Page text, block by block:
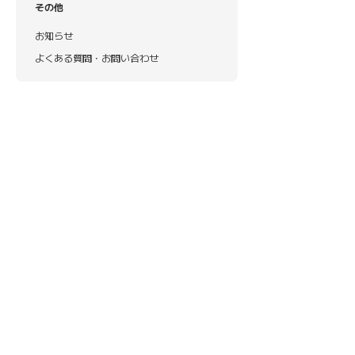
その他
お知らせ
よくある質問・お問い合わせ